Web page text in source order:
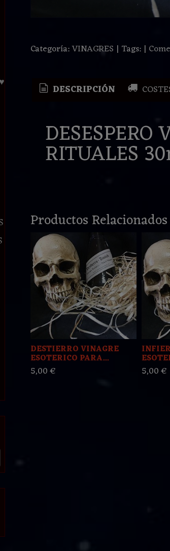
Categoría:VINAGRES | Tags: |
DESCRIPCIÓN
DESESPERO
RITUALES
Productos Relacionados
DESTIERRO VINAGRE
ESOTERICO PARA...
5,00 € 5,00 €